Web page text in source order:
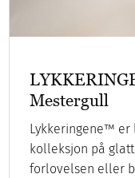
Mestergull
Lykkeringene™ er
kolleksjon på
forlovelsen eller